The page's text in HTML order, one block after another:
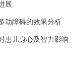
展.
动障碍的效果分析.
患儿身心及智力影响